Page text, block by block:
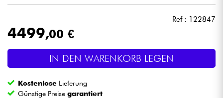
Live-Sound
Licht
Drums
Ref : 122847
4499,00 €
IN DEN WARENKORB LEGEN
Kostenlose Lieferung
Günstige Preisegarantiert